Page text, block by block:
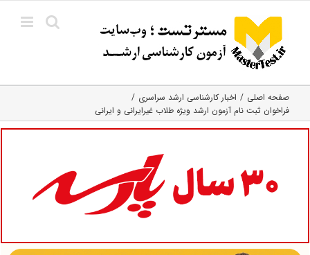
content
صفحه اصلی
اخبار کارشناسی ارشد سراسری
فراخوان ثبت نام آزمون ارشد ویژه طلاب غیرایرانی و ایرانی